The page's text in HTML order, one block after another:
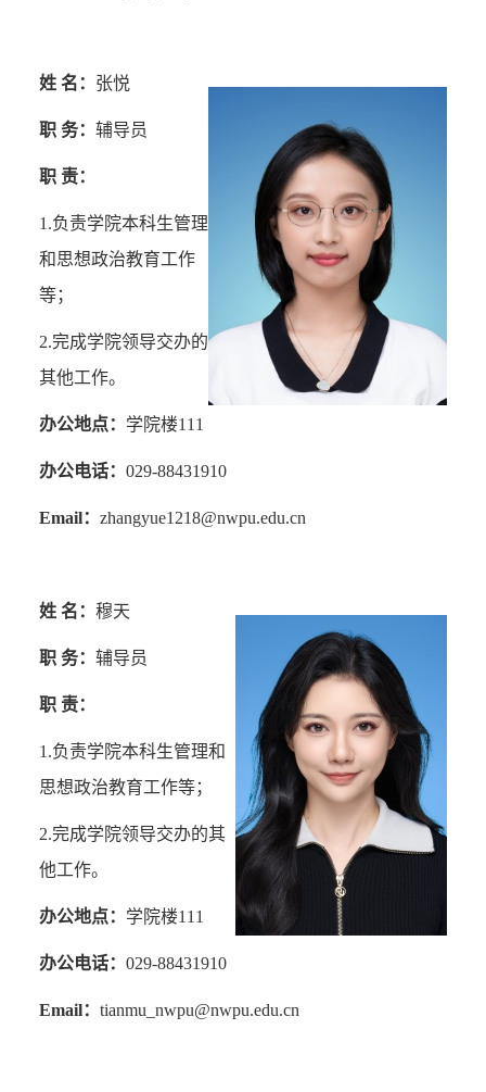
姓 名： 张悦
职 务： 辅导员
职 责：
1.负责学院本科生管理
和思想政治教育工作
等；
2.完成学院领导交办的
其他工作。
办公地点： 学院楼111
办公电话： 029-88431910
Email： zhangyue1218@nwpu.edu.cn
姓 名： 穆天
职 务： 辅导员
职 责：
1.负责学院本科生管理和
思想政治教育工作等；
2.完成学院领导交办的其
他工作。
办公地点： 学院楼111
办公电话： 029-88431910
Email： tianmu_nwpu@nwpu.edu.cn